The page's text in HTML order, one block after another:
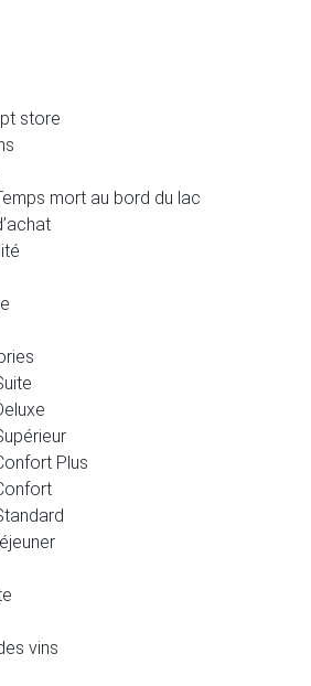
store
mort au bord du lac
Plus
vins